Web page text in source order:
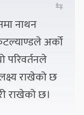
⇆
नाथन
अर्को
परिवर्तनले
राखेको छ
राखेको छ।